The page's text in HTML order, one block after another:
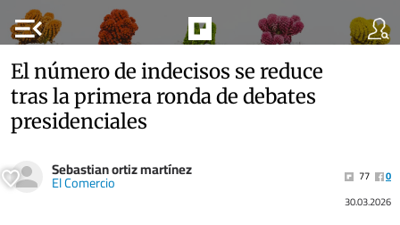
menu_open
El número de indecisos se reduce
tras la primera ronda de debates
presidenciales
Sebastian ortiz martínez
El Comercio 77
0
30.03.2026